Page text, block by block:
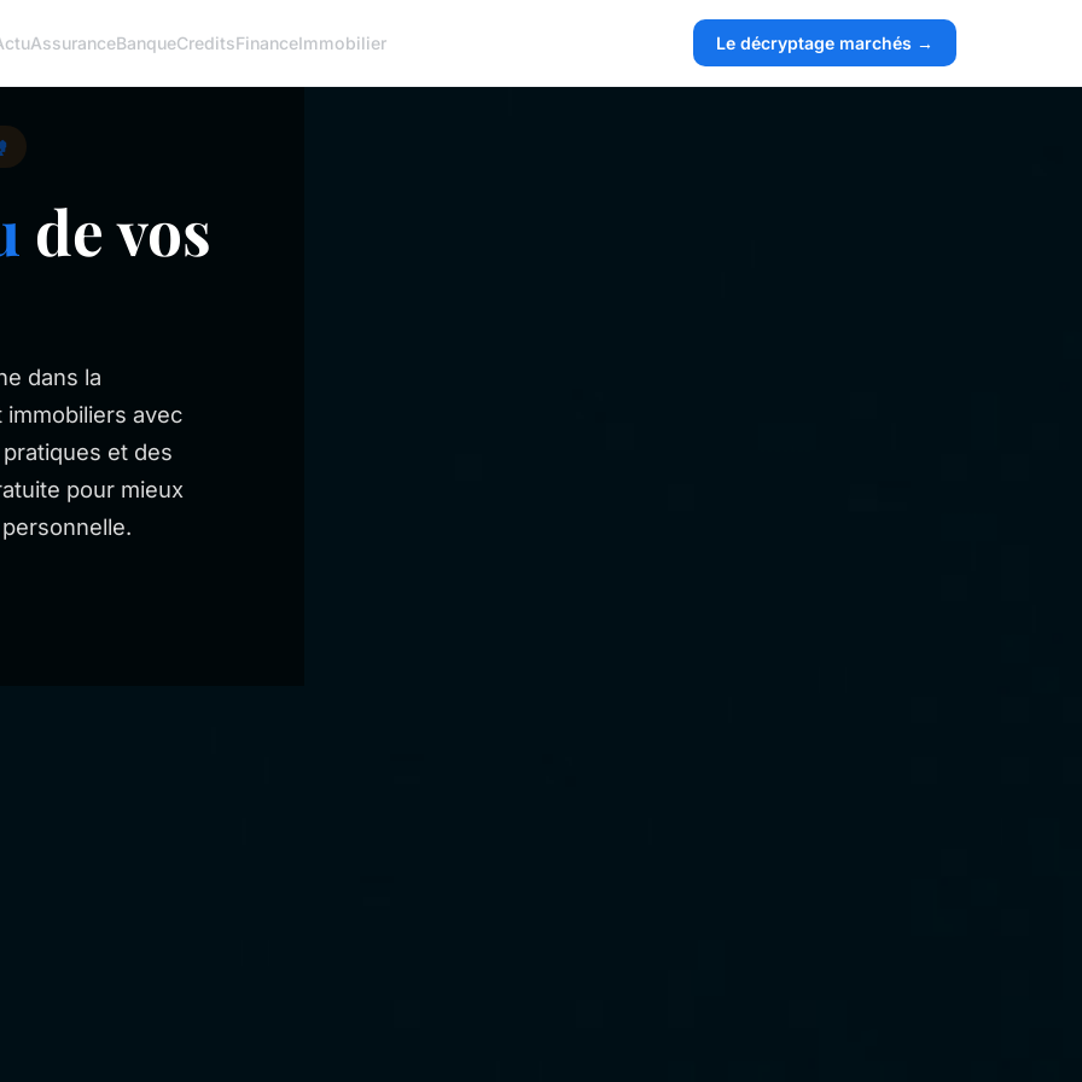
AssuranceBanqueCreditsFinanceImmobilier Le décryptage marchés →
de vos
dans la
avec
et des
pour mieux